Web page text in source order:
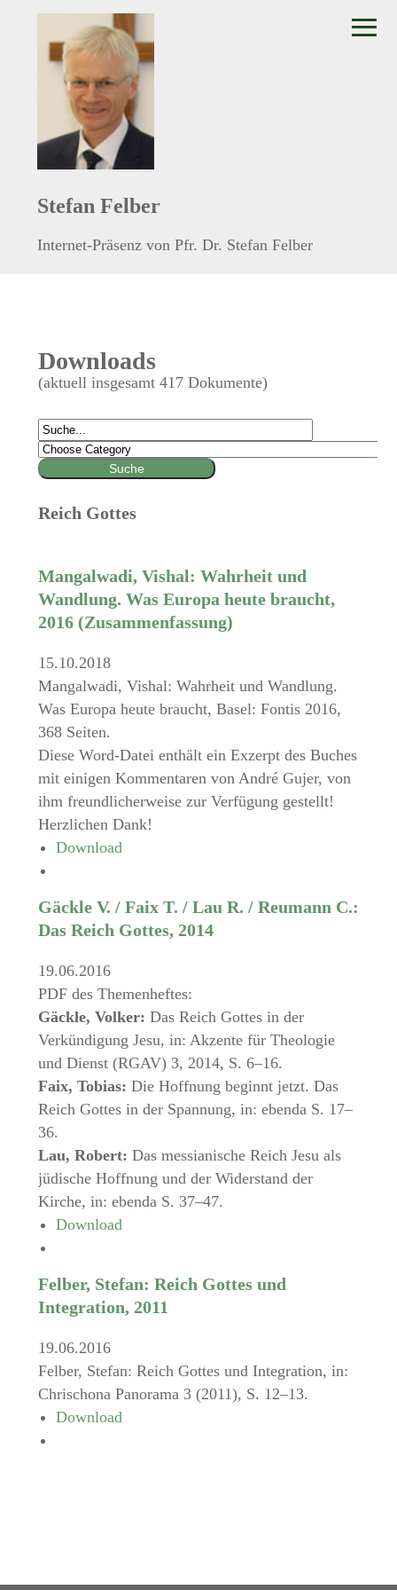
Stefan Felber
Internet-Präsenz von Pfr. Dr. Stefan Felber
Downloads
(aktuell insgesamt 417 Dokumente)
Reich Gottes
Mangalwadi, Vishal: Wahrheit und
Wandlung. Was Europa heute braucht,
2016 (Zusammenfassung)
15.10.2018
Mangalwadi, Vishal: Wahrheit und Wandlung.
Was Europa heute braucht, Basel: Fontis 2016,
368 Seiten.
Diese Word-Datei enthält ein Exzerpt des Buches
mit einigen Kommentaren von André Gujer, von
ihm freundlicherweise zur Verfügung gestellt!
Herzlichen Dank!
Download
Gäckle V. / Faix T. / Lau R. / Reumann C.:
Das Reich Gottes, 2014
19.06.2016
PDF des Themenheftes:
Gäckle, Volker: Das Reich Gottes in der
Verkündigung Jesu, in: Akzente für Theologie
und Dienst (RGAV) 3, 2014, S. 6–16.
Faix, Tobias: Die Hoffnung beginnt jetzt. Das
Reich Gottes in der Spannung, in: ebenda S. 17–
36.
Lau, Robert: Das messianische Reich Jesu als
jüdische Hoffnung und der Widerstand der
Kirche, in: ebenda S. 37–47.
Download
Felber, Stefan: Reich Gottes und
Integration, 2011
19.06.2016
Felber, Stefan: Reich Gottes und Integration, in:
Chrischona Panorama 3 (2011), S. 12–13.
Download
≡